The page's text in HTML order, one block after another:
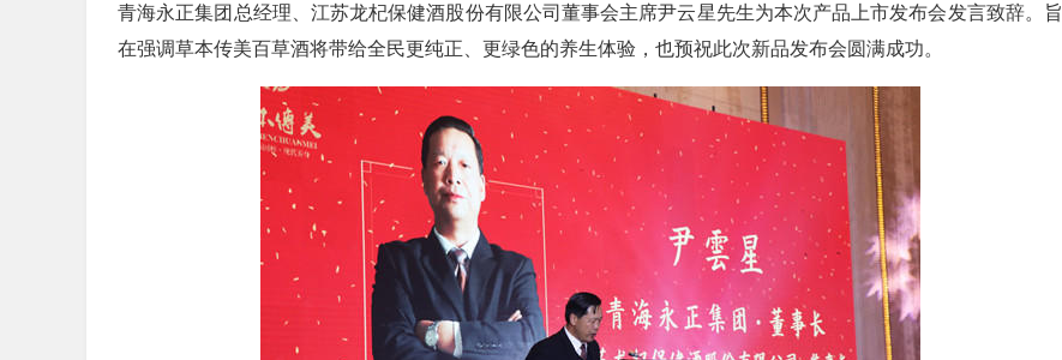
青海永正集团总经理、江苏龙杞保健酒股份有限公司董事会主席尹云星先生为本次产品上市发布会发言致辞。旨
在强调草本传美百草酒将带给全民更纯正、更绿色的养生体验，也预祝此次新品发布会圆满成功。